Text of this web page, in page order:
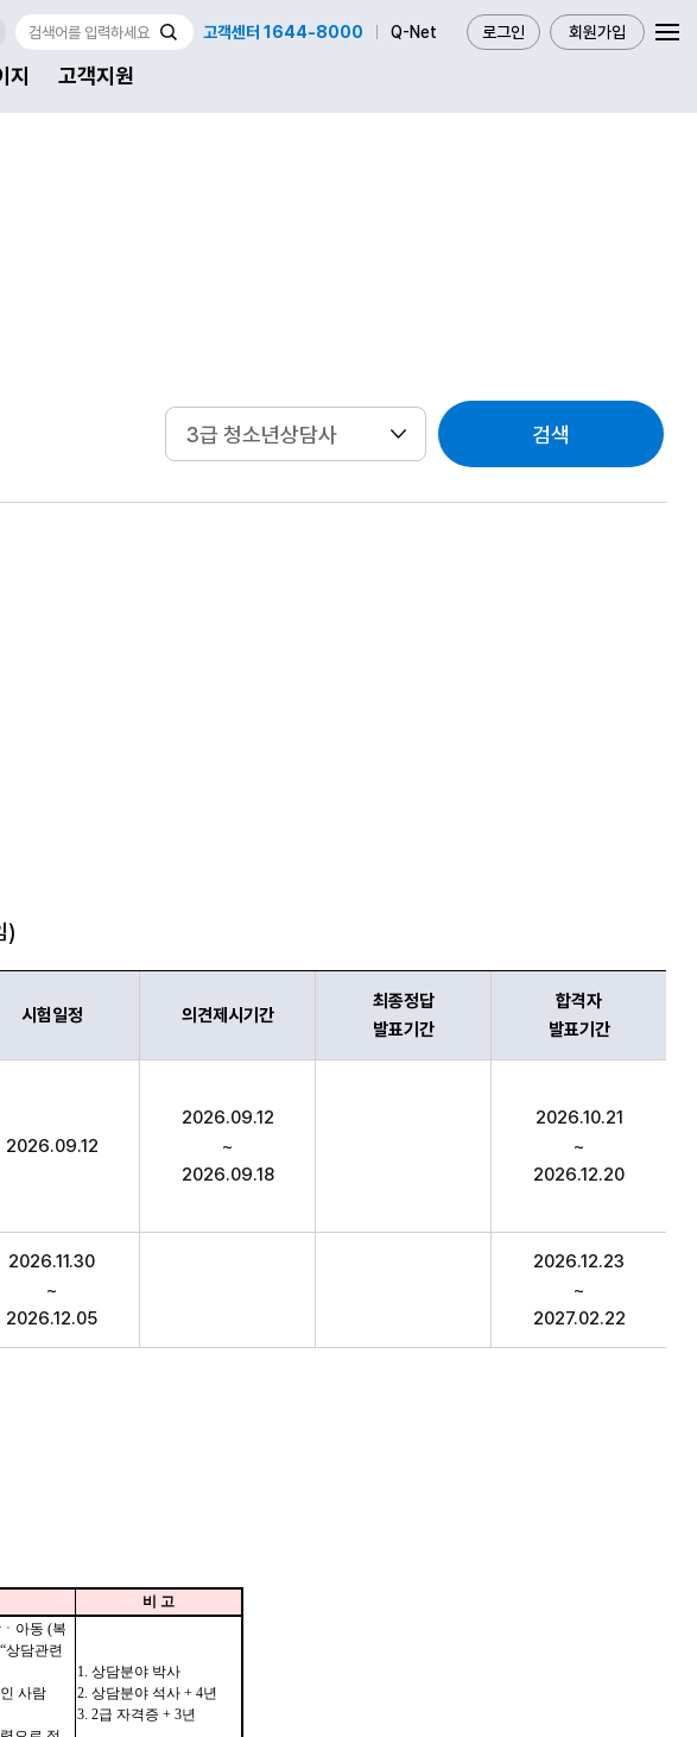
지 고객지원
로그인 회원가입
고객센터 1644-8000 Q-Net
검색
)
,최종정답 합격자발표, 합격자발표기간 항목 순으로 시험일정 안내표
시험일정 의견제시기간
최종정답
발표기간
합격자
발표기간
2026.09.12
2026.09.12
~
2026.09.18
2026.10.21
~
2026.12.20
2026.11.30
~
2026.12.05
2026.12.23
~
2027.02.22